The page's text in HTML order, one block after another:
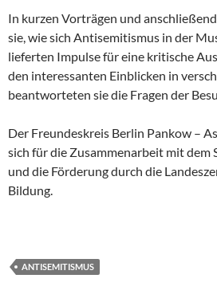
In kurzen Vorträgen und
sie, wie sich Antisemitismus in der
lieferten Impulse für eine kritische
den interessanten Einblicken in
beantworteten sie die Fragen der
Der Freundeskreis Berlin Pankow –
sich für die Zusammenarbeit mit dem
und die Förderung durch die
Bildung.
ANTISEMITISMUS